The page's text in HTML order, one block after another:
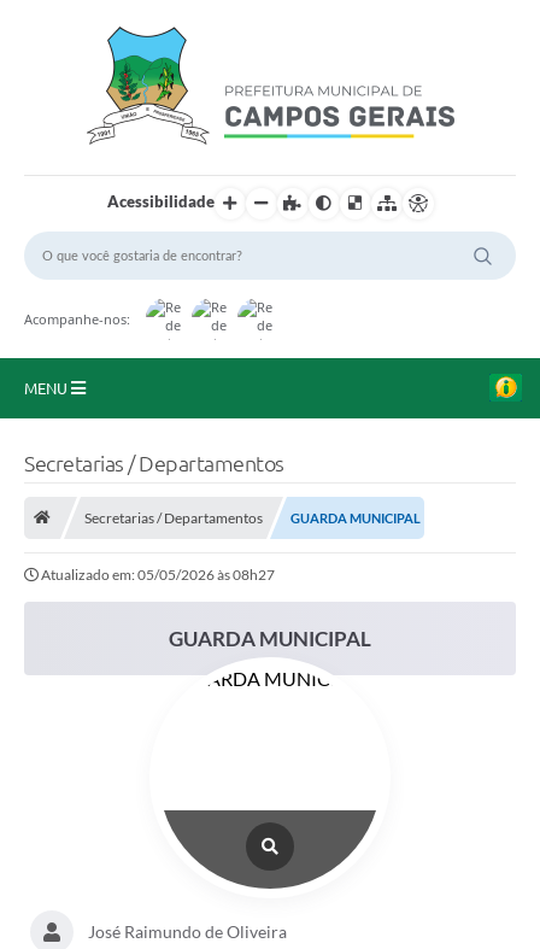
Acessibilidade
Acompanhe-nos:
MENU
Portal da Transparência
Secretarias / Departamentos
Secretarias / Departamentos GUARDA MUNICIPAL
Atualizado em: 05/05/2026 às 08h27
GUARDA MUNICIPAL
José Raimundo de Oliveira